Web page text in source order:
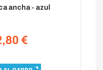
ancha - azul
€